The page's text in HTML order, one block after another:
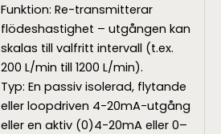
Funktion: Re-transmitterar
flödeshastighet – utgången kan
skalas till valfritt intervall (t.ex.
200 L/min till 1200 L/min).
Typ: En passiv isolerad, flytande
eller loopdriven 4-20mA-utgång
eller en aktiv (0)4-20mA eller 0–